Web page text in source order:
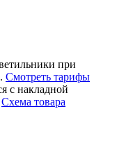
при
Смотреть тарифы
с накладной
Cхема товара